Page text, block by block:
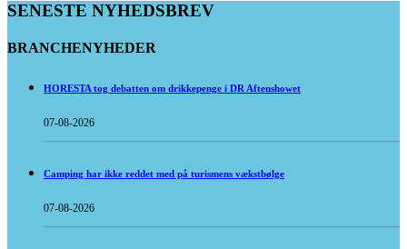
SENESTE NYHEDSBREV
BRANCHENYHEDER
HORESTA tog debatten om drikkepenge i DR Aftenshowet
07-08-2026
Camping har ikke reddet med på turismens vækstbølge
07-08-2026